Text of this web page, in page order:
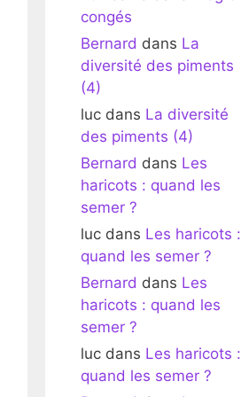
congés
Bernard dans La
diversité des piments
(4)
luc dans La diversité
des piments (4)
Bernard dans Les
haricots : quand les
semer ?
luc dans Les haricots :
quand les semer ?
Bernard dans Les
haricots : quand les
semer ?
luc dans Les haricots :
quand les semer ?